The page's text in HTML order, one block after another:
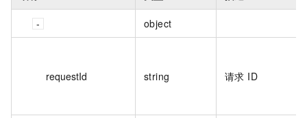
object
requestId string 请求 ID